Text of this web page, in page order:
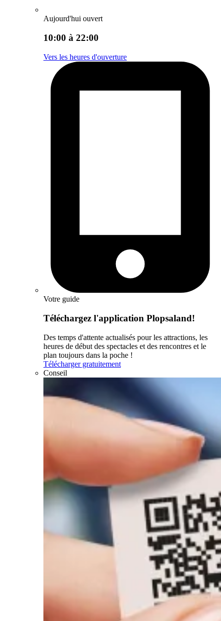
Aujourd'hui ouvert
10:00 à 22:00
Vers les heures d'ouverture
Votre guide
Téléchargez l'application Plopsaland!
Des temps d'attente actualisés pour les attractions, les
heures de début des spectacles et des rencontres et le
plan toujours dans la poche !
Télécharger gratuitement
Conseil